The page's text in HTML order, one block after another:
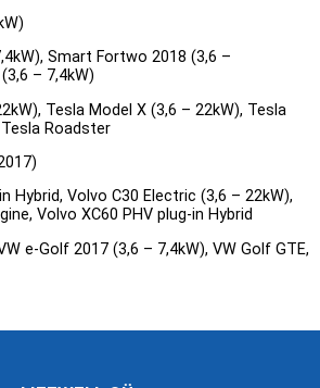
Smart Fortwo 2018 (3,6 –
– 7,4kW)
Tesla Model X (3,6 – 22kW), Tesla
Roadster
Hybrid, Volvo C30 Electric (3,6 – 22kW),
Volvo XC60 PHV plug-in Hybrid
e-Golf 2017 (3,6 – 7,4kW), VW Golf GTE,